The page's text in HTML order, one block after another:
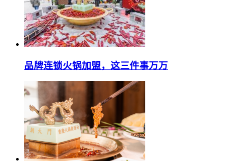
品牌连锁火锅加盟，这三件事万万